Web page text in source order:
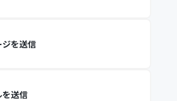
を送信
を送信